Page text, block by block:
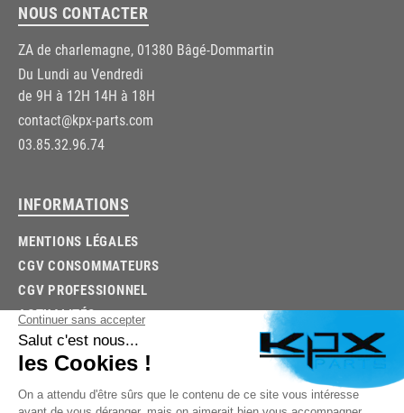
NOUS CONTACTER
ZA de charlemagne, 01380 Bâgé-Dommartin
Du Lundi au Vendredi
de 9H à 12H 14H à 18H
contact@kpx-parts.com
03.85.32.96.74
INFORMATIONS
MENTIONS LÉGALES
CGV CONSOMMATEURS
CGV PROFESSIONNEL
ACTUALITÉS